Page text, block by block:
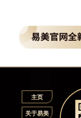
主页
关于易美